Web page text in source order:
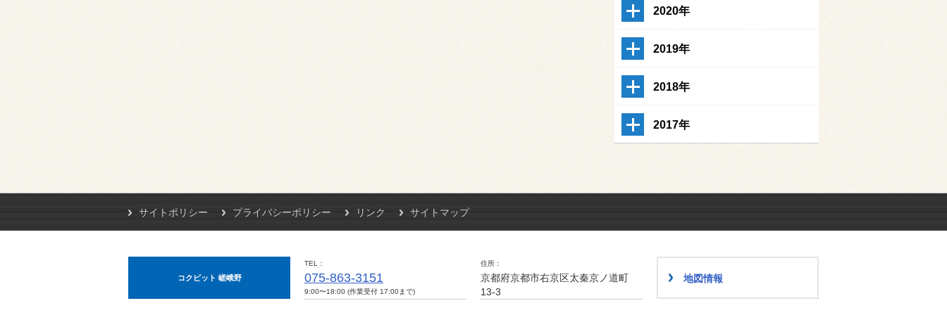
2020年
2019年
2018年
2017年
サイトポリシー プライバシーポリシー リンク サイトマップ
コクピット 嵯峨野
TEL
075-863-3151
9:00〜18:00 (作業受付 17:00まで)
住所
京都府京都市右京区太秦京ノ道町
13-3
地図情報